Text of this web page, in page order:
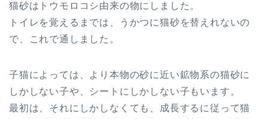
猫砂はトウモロコシ由来の物にしました。
トイレを覚えるまでは、うかつに猫砂を替えれないの
で、これで通しました。
子猫によっては、より本物の砂に近い鉱物系の猫砂に
しかしない子や、シートにしかしない子もいます。
最初は、それにしかしなくても、成長するに従って猫